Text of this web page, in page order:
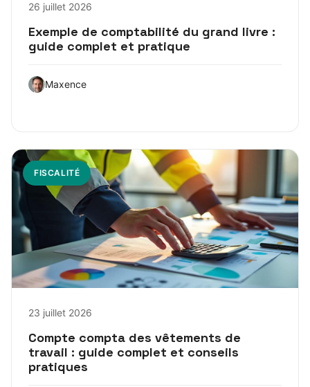
26 juillet 2026
Exemple de comptabilité du grand livre :
guide complet et pratique
Maxence
FISCALITÉ
23 juillet 2026
Compte compta des vêtements de
travail : guide complet et conseils
pratiques